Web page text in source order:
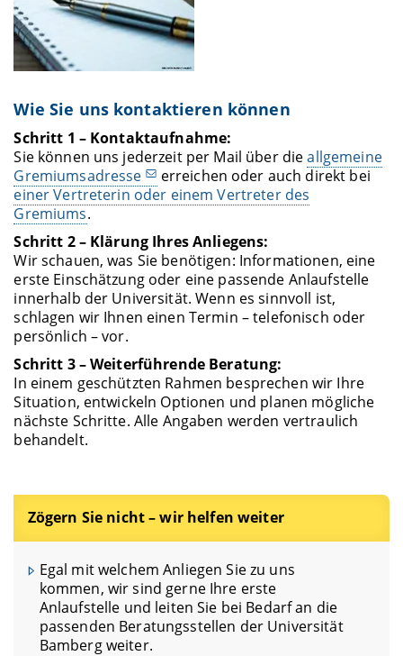
Zögern Sie nicht – wir helfen weiter
Egal mit welchem Anliegen Sie zu uns
kommen, wir sind gerne Ihre erste
Anlaufstelle und leiten Sie bei Bedarf an die
passenden Beratungsstellen der Universität
Bamberg weiter.
Wie Sie uns kontaktieren können
Schritt 1 – Kontaktaufnahme:
Sie können uns jederzeit per Mail über dieallgemeine
Gremiumsadresse
erreichen oder auch direkt bei
einer Vertreterin oder einem Vertreter des
Gremiums.
Schritt 2 – Klärung Ihres Anliegens:
Wir schauen, was Sie benötigen: Informationen, eine
erste Einschätzung oder eine passende Anlaufstelle
innerhalb der Universität. Wenn es sinnvoll ist,
schlagen wir Ihnen einen Termin – telefonisch oder
persönlich – vor.
Schritt 3 – Weiterführende Beratung:
In einem geschützten Rahmen besprechen wir Ihre
Situation, entwickeln Optionen und planen mögliche
nächste Schritte. Alle Angaben werden vertraulich
behandelt.